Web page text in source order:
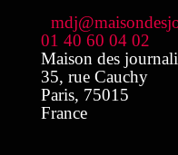
01 40 60 04 02
Maison des
35, rue Cauchy
Paris, 75015
France